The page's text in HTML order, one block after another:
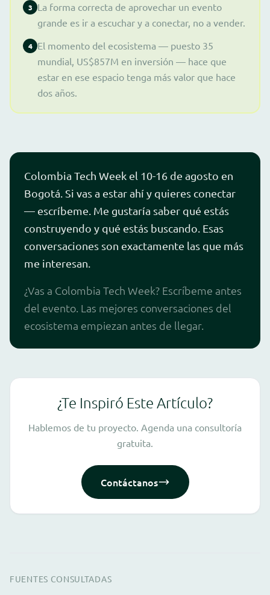
3
La forma correcta de aprovechar un evento
grande es ir a escuchar y a conectar, no a vender.
4 El momento del ecosistema — puesto 35
mundial, US$857M en inversión — hace que
estar en ese espacio tenga más valor que hace
dos años.
Colombia Tech Week el 10-16 de agosto en
Bogotá. Si vas a estar ahí y quieres conectar
— escríbeme. Me gustaría saber qué estás
construyendo y qué estás buscando. Esas
conversaciones son exactamente las que más
me interesan.
¿Vas a Colombia Tech Week? Escríbeme antes
del evento. Las mejores conversaciones del
ecosistema empiezan antes de llegar.
¿Te Inspiró Este Artículo?
Hablemos de tu proyecto. Agenda una consultoría
gratuita.
Contáctanos
FUENTES CONSULTADAS